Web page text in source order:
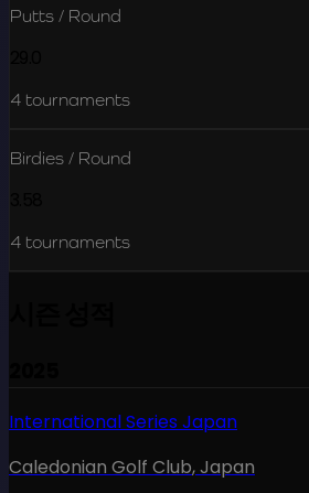
Putts / Round
4 tournaments
Birdies / Round
4 tournaments
International Series Japan
Caledonian Golf Club,Japan